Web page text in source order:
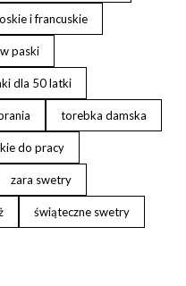
i francuskie
paski
dla 50 latki
torebka damska
do pracy
zara swetry
świąteczne swetry